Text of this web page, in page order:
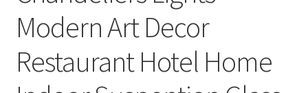
Modern Art Decor
Restaurant Hotel Home